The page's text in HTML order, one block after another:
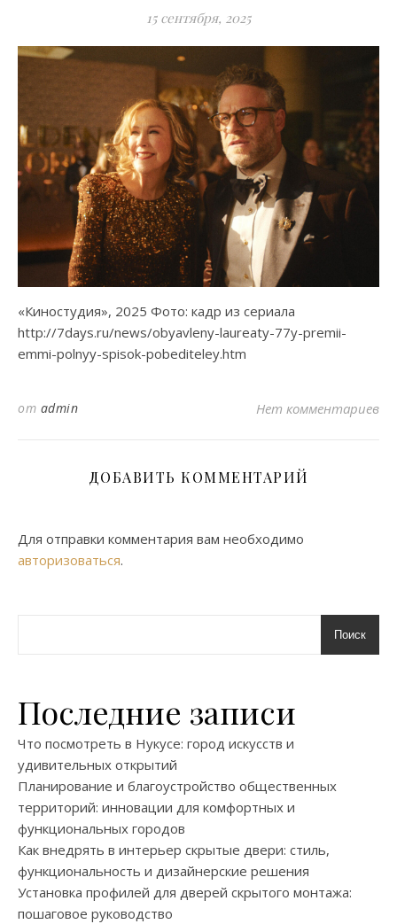
15 сентября, 2025
«Киностудия», 2025 Фото: кадр из сериала
http://7days.ru/news/obyavleny-laureaty-77y-premii-
emmi-polnyy-spisok-pobediteley.htm
от admin Нет комментариев
ДОБАВИТЬ КОММЕНТАРИЙ
Для отправки комментария вам необходимо
авторизоваться.
Поиск
Последние записи
Что посмотреть в Нукусе: город искусств и
удивительных открытий
Планирование и благоустройство общественных
территорий: инновации для комфортных и
функциональных городов
Как внедрять в интерьер скрытые двери: стиль,
функциональность и дизайнерские решения
Установка профилей для дверей скрытого монтажа:
пошаговое руководство